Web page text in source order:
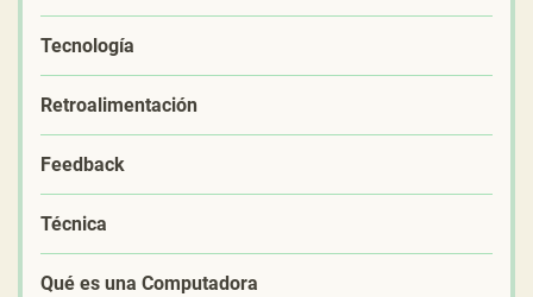
Tecnología
Retroalimentación
Feedback
Técnica
Qué es una Computadora